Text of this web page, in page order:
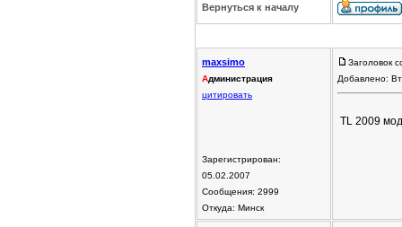
Вернуться к началу
maxsimo
Администрация
цитировать
Зарегистрирован:
05.02.2007
Сообщения: 2999
Откуда: Минск
Заголовок
Добавлено:
TL 2009